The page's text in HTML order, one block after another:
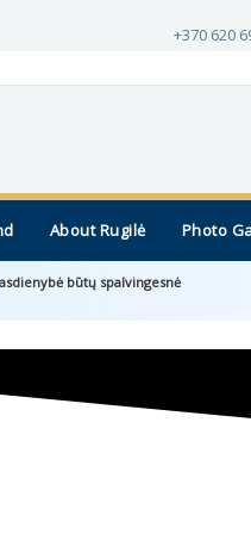
+370 620
About Rugilė Photo
būtų spalvingesnė